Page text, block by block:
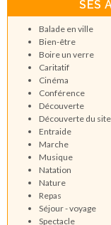
SES
Balade en ville
Bien-être
Boire un verre
Caritatif
Cinéma
Conférence
Découverte
Découverte du
Entraide
Marche
Musique
Natation
Nature
Repas
Séjour - voyage
Spectacle